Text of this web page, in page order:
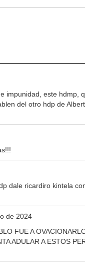
impunidad, este hdmp,
del otro hdp de
dale ricardiro kintela
de 2024
FUE A
ADULAR A ESTOS